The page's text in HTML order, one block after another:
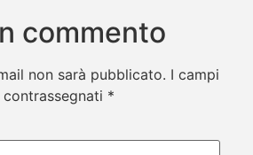
commento
non sarà pubblicato. I campi
*